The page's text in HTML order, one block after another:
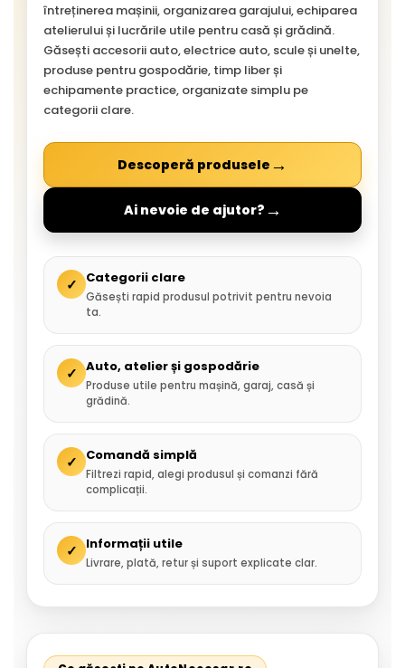
întreținerea mașinii, organizarea garajului, echiparea
atelierului și lucrările utile pentru casă și grădină.
Găsești accesorii auto, electrice auto, scule și unelte,
produse pentru gospodărie, timp liber și
echipamente practice, organizate simplu pe
categorii clare.
Descoperă produsele →
Ai nevoie de ajutor? →
✓ Categorii clare
Găsești rapid produsul potrivit pentru nevoia
ta.
✓ Auto, atelier și gospodărie
Produse utile pentru mașină, garaj, casă și
grădină.
✓ Comandă simplă
Filtrezi rapid, alegi produsul și comanzi fără
complicații.
✓ Informații utile
Livrare, plată, retur și suport explicate clar.